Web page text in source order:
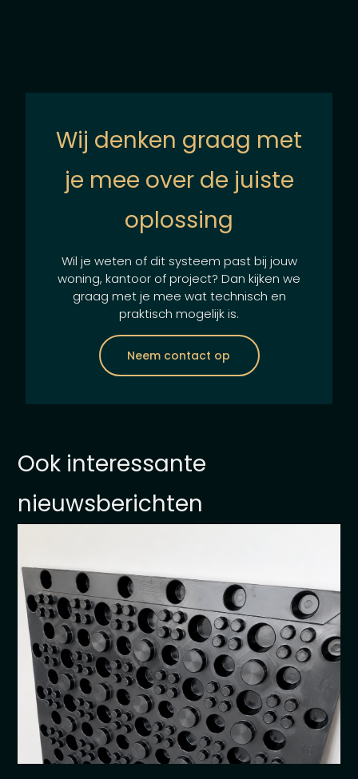
Wij denken graag met
je mee over de juiste
oplossing
Wil je weten of dit systeem past bij jouw
woning, kantoor of project? Dan kijken we
graag met je mee wat technisch en
praktisch mogelijk is.
Neem contact op
Ook interessante
nieuwsberichten